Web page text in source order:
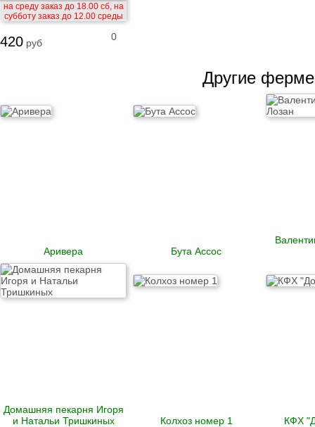
на среду заказ до 18.00 сб, на
субботу заказ до 12.00 среды
420 руб
0
Другие
Аривера Бута Ассос
Домашняя пекарня Игоря
и Натальи Тришкиных
Колхоз номер 1 КФХ